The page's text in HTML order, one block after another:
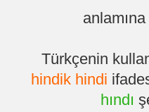
Türkçenin
hindik hindi
hındı